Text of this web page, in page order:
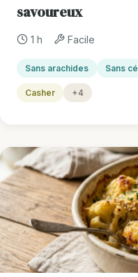
savoureux
1 h Facile
Sans arachides Sans
Casher +4